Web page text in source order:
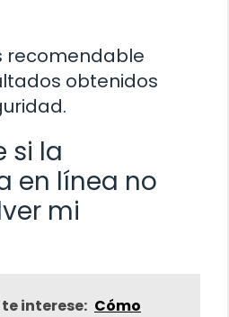
recomendable
obtenidos
si la
en línea no
mi
interese: Cómo